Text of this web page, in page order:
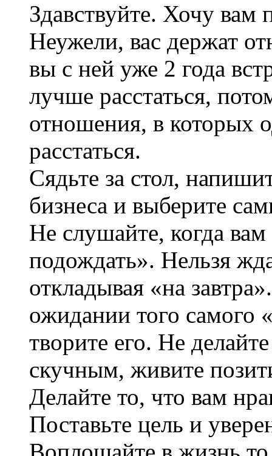
Здавствуйте. Хочу вам
Неужели, вас держат
вы с ней уже 2 года
лучше расстаться,
отношения, в которых
расстаться.
Сядьте за стол,
бизнеса и выберите
Не слушайте, когда вам
подождать». Нельзя
откладывая «на
ожидании того самого
творите его. Не
скучным, живите
Делайте то, что вам
Поставьте цель и